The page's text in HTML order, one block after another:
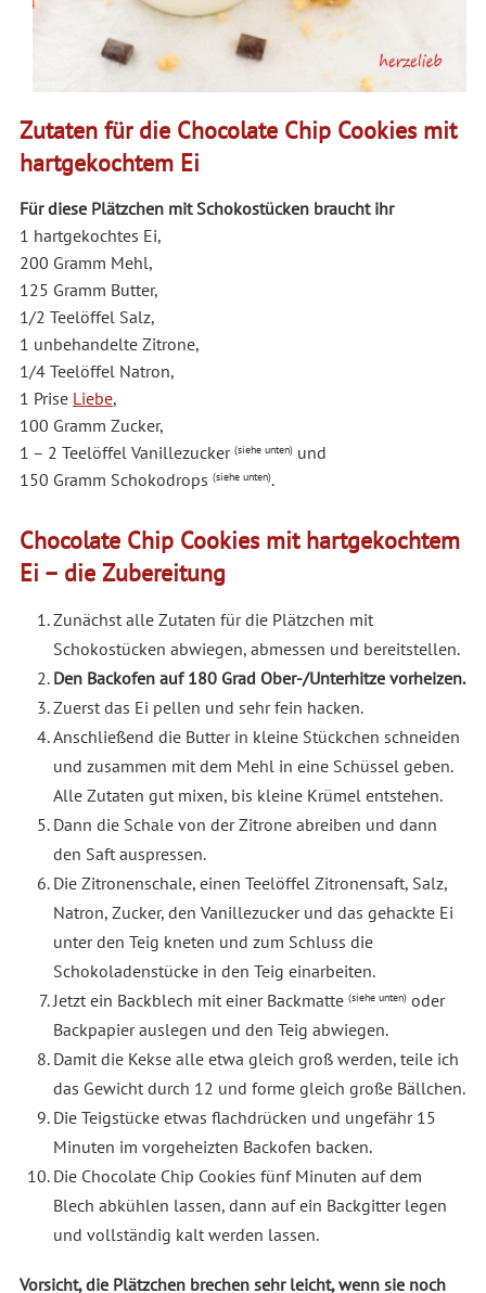
Zutaten für die Chocolate Chip Cookies mit
hartgekochtem Ei
Für diese Plätzchen mit Schokostücken braucht ihr
1 hartgekochtes Ei,
200 Gramm Mehl,
125 Gramm Butter,
1/2 Teelöffel Salz,
1 unbehandelte Zitrone,
1/4 Teelöffel Natron,
1 Prise Liebe,
100 Gramm Zucker,
1 – 2 Teelöffel Vanillezucker (siehe unten)und
150 Gramm Schokodrops (siehe unten).
Chocolate Chip Cookies mit hartgekochtem
Ei – die Zubereitung
Zunächst alle Zutaten für die Plätzchen mit
Schokostücken abwiegen, abmessen und bereitstellen.
Den Backofen auf 180 Grad Ober-/Unterhitze vorheizen.
Zuerst das Ei pellen und sehr fein hacken.
Anschließend die Butter in kleine Stückchen schneiden
und zusammen mit dem Mehl in eine Schüssel geben.
Alle Zutaten gut mixen, bis kleine Krümel entstehen.
Dann die Schale von der Zitrone abreiben und dann
den Saft auspressen.
Die Zitronenschale, einen Teelöffel Zitronensaft, Salz,
Natron, Zucker, den Vanillezucker und das gehackte Ei
unter den Teig kneten und zum Schluss die
Schokoladenstücke in den Teig einarbeiten.
Jetzt ein Backblech mit einer Backmatte (siehe unten)oder
Backpapier auslegen und den Teig abwiegen.
Damit die Kekse alle etwa gleich groß werden, teile ich
das Gewicht durch 12 und forme gleich große Bällchen.
Die Teigstücke etwas flachdrücken und ungefähr 15
Minuten im vorgeheizten Backofen backen.
Die Chocolate Chip Cookies fünf Minuten auf dem
Blech abkühlen lassen, dann auf ein Backgitter legen
und vollständig kalt werden lassen.
Vorsicht, die Plätzchen brechen sehr leicht, wenn sie noch